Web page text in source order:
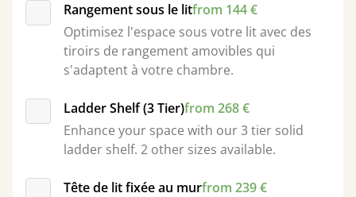
Rangement sous le litfrom 144 €
Optimisez l'espace sous votre lit avec des
tiroirs de rangement amovibles qui
s'adaptent à votre chambre.
Ladder Shelf (3 Tier)from 268 €
Enhance your space with our 3 tier solid
ladder shelf. 2 other sizes available.
Tête de lit fixée au murfrom 239 €